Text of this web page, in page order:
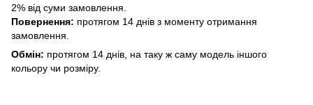
2% від суми замовлення.
Повернення: протягом 14 днів з моменту отримання
замовлення.
Обмін: протягом 14 днів, на таку ж саму модель іншого
кольору чи розміру.